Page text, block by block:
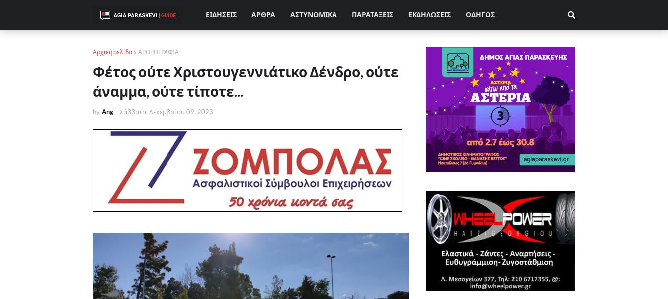
ΕΙΔΗΣΕΙΣ ΑΡΘΡΑ ΑΣΤΥΝΟΜΙΚΑ ΠΑΡΑΤΑΞΕΙΣ ΕΚΔΗΛΩΣΕΙΣ ΟΔΗΓΟΣ
Αρχική σελίδα ΑΡΘΡΟΓΡΑΦΙΑ
Φέτος ούτε Χριστουγεννιάτικο Δένδρο, ούτε
άναμμα, ούτε τίποτε...
by Ang - Σάββατο, Δεκεμβρίου 09, 2023